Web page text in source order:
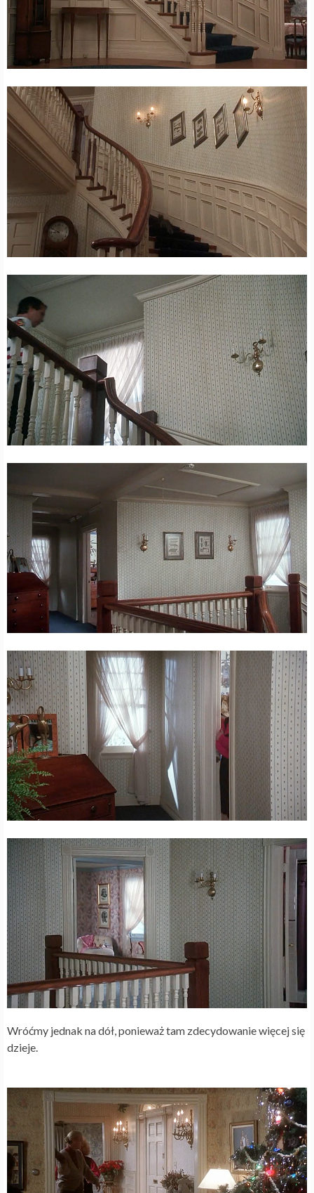
Wróćmy jednak na dół, ponieważ tam zdecydowanie więcej się
dzieje.